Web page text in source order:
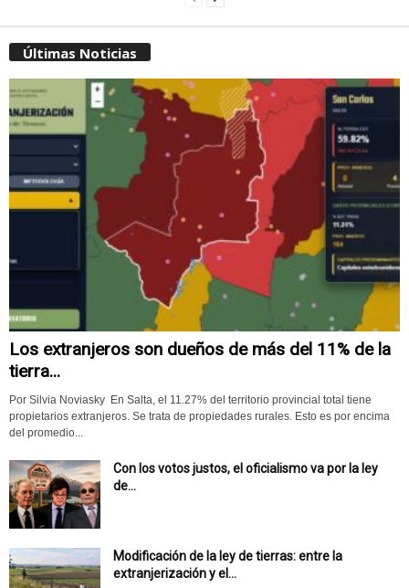
Últimas Noticias
Los extranjeros son dueños de más del 11% de la
tierra...
Por Silvia Noviasky En Salta, el 11.27% del territorio provincial total tiene
propietarios extranjeros. Se trata de propiedades rurales. Esto es por encima
del promedio...
Con los votos justos, el oficialismo va por la ley
de...
Modificación de la ley de tierras: entre la
extranjerización y el...